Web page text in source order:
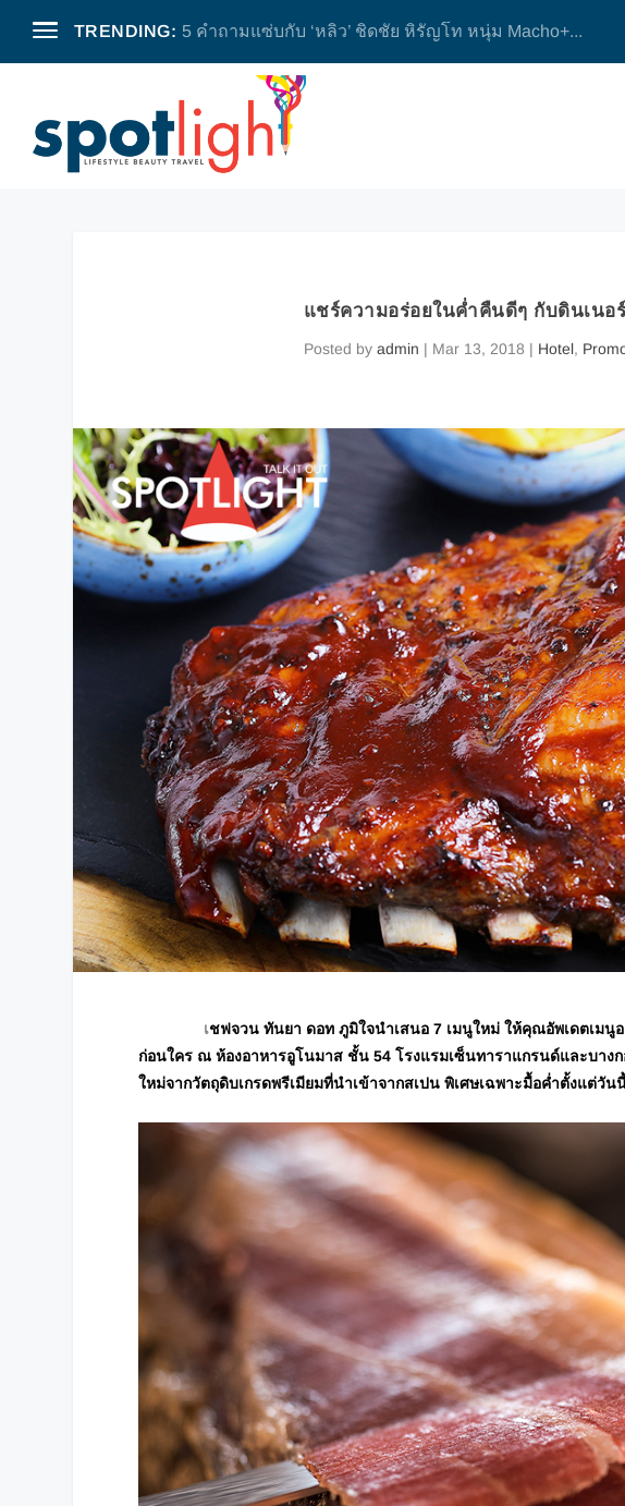
TRENDING: กิตติ อัตถกิจมงคล ชีวิตรื่นรมย์เบื้องหลัง ‘ชานไม้ชายเขา...
แชร์ความอร่อยในค่ำคืนดีๆ กับดินเน
Posted byadmin | Mar 13, 2018 | Hotel,
เชฟจวน ทันยา ดอท ภูมิใจนำเสนอ 7 เมนูใหม่ ให้คุณอัพเดตเม
ก่อนใคร ณ ห้องอาหารอูโนมาส ชั้น 54 โรงแรมเซ็นทาราแกรนด์และบาง
ใหม่จากวัตถุดิบเกรดพรีเมียมที่นำเข้าจากสเปน พิเศษเฉพาะมื้อค่ำตั้งแต่วั